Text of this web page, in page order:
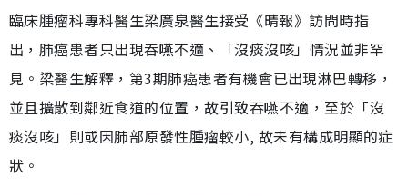
臨床腫瘤科專科醫生梁廣泉醫生接受《晴報》訪問時指
出，肺癌患者只出現吞嚥不適、「沒痰沒咳」情況並非罕
見。 梁醫生解釋，第3期肺癌患者有機會已出現淋巴轉移，
並且擴散到鄰近食道的位置，故引致吞嚥不適，至於「沒
痰沒咳」則或因肺部原發性腫瘤較小, 故未有構成明顯的症
狀。